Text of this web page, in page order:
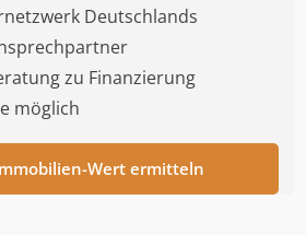
Deutschlands
zu Finanzierung
möglich
Wert ermitteln